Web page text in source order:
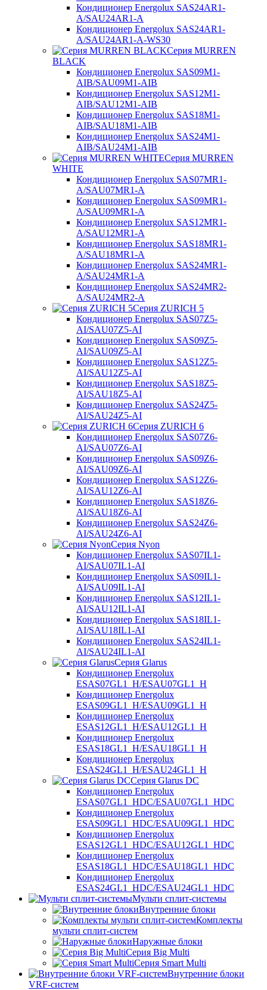
Кондиционер Energolux SAS24AR1-
A/SAU24AR1-A
Кондиционер Energolux SAS24AR1-
A/SAU24AR1-A-WS30
Серия MURREN
BLACK
Кондиционер Energolux SAS09M1-
AIB/SAU09M1-AIB
Кондиционер Energolux SAS12M1-
AIB/SAU12M1-AIB
Кондиционер Energolux SAS18M1-
AIB/SAU18M1-AIB
Кондиционер Energolux SAS24M1-
AIB/SAU24M1-AIB
Серия MURREN
WHITE
Кондиционер Energolux SAS07MR1-
A/SAU07MR1-A
Кондиционер Energolux SAS09MR1-
A/SAU09MR1-A
Кондиционер Energolux SAS12MR1-
A/SAU12MR1-A
Кондиционер Energolux SAS18MR1-
A/SAU18MR1-A
Кондиционер Energolux SAS24MR1-
A/SAU24MR1-A
Кондиционер Energolux SAS24MR2-
A/SAU24MR2-A
Серия ZURICH 5
Кондиционер Energolux SAS07Z5-
AI/SAU07Z5-AI
Кондиционер Energolux SAS09Z5-
AI/SAU09Z5-AI
Кондиционер Energolux SAS12Z5-
AI/SAU12Z5-AI
Кондиционер Energolux SAS18Z5-
AI/SAU18Z5-AI
Кондиционер Energolux SAS24Z5-
AI/SAU24Z5-AI
Серия ZURICH 6
Кондиционер Energolux SAS07Z6-
AI/SAU07Z6-AI
Кондиционер Energolux SAS09Z6-
AI/SAU09Z6-AI
Кондиционер Energolux SAS12Z6-
AI/SAU12Z6-AI
Кондиционер Energolux SAS18Z6-
AI/SAU18Z6-AI
Кондиционер Energolux SAS24Z6-
AI/SAU24Z6-AI
Серия Nyon
Кондиционер Energolux SAS07IL1-
AI/SAU07IL1-AI
Кондиционер Energolux SAS09IL1-
AI/SAU09IL1-AI
Кондиционер Energolux SAS12IL1-
AI/SAU12IL1-AI
Кондиционер Energolux SAS18IL1-
AI/SAU18IL1-AI
Кондиционер Energolux SAS24IL1-
AI/SAU24IL1-AI
Серия Glarus
Кондиционер Energolux
ESAS07GL1_H/ESAU07GL1_H
Кондиционер Energolux
ESAS09GL1_H/ESAU09GL1_H
Кондиционер Energolux
ESAS12GL1_H/ESAU12GL1_H
Кондиционер Energolux
ESAS18GL1_H/ESAU18GL1_H
Кондиционер Energolux
ESAS24GL1_H/ESAU24GL1_H
Серия Glarus DC
Кондиционер Energolux
ESAS07GL1_HDC/ESAU07GL1_HDC
Кондиционер Energolux
ESAS09GL1_HDC/ESAU09GL1_HDC
Кондиционер Energolux
ESAS12GL1_HDC/ESAU12GL1_HDC
Кондиционер Energolux
ESAS18GL1_HDC/ESAU18GL1_HDC
Кондиционер Energolux
ESAS24GL1_HDC/ESAU24GL1_HDC
Мульти сплит-системы
Внутренние блоки
Комплекты
мульти сплит-систем
Наружные блоки
Серия Big Multi
Серия Smart Multi
Внутренние блоки
VRF-систем